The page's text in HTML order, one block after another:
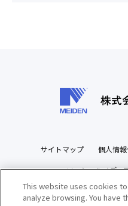
サイトマップ 個人情
ソーシャルメディ
ビジネスパ
This website uses cookies
analyze browsing. You have